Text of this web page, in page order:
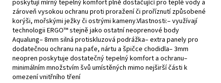
poskytují mírný tepelný komfort plně dostačující pro teplé vody a
zároveň vysokou ochranu proti proražení či proříznutí způsobené
korýši, mořskými ježky či ostrými kameny.Vlastnosti:– využívají
technologii ERGO™ stejně jako ostatní neoprenové body
Aqualung– 8mm silná protiskluzová podrážka– extra panely pro
dodatečnou ochranu na paťe, nártu a špičce chodidla– 3mm
neopren poskytuje dostatečný tepelný komfort a ochranu–
minimálním množstvím švů umístěných mimo nejširší části k
omezení vnitřního tření